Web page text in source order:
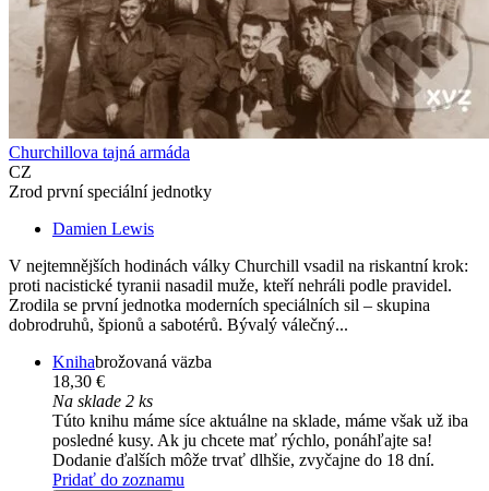
Churchillova tajná armáda
CZ
Zrod první speciální jednotky
Damien Lewis
V nejtemnějších hodinách války Churchill vsadil na riskantní krok:
proti nacistické tyranii nasadil muže, kteří nehráli podle pravidel.
Zrodila se první jednotka moderních speciálních sil – skupina
dobrodruhů, špionů a sabotérů. Bývalý válečný...
Knihabrožovaná väzba
18,30 €
Na sklade 2 ks
Túto knihu máme síce aktuálne na sklade, máme však už iba
posledné kusy. Ak ju chcete mať rýchlo, ponáhľajte sa!
Dodanie ďalších môže trvať dlhšie, zvyčajne do 18 dní.
Pridať do zoznamu